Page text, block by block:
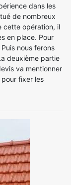
dans les
de nombreux
cette opération, il
en place. Pour
nous ferons
deuxième partie
va mentionner
fixer les